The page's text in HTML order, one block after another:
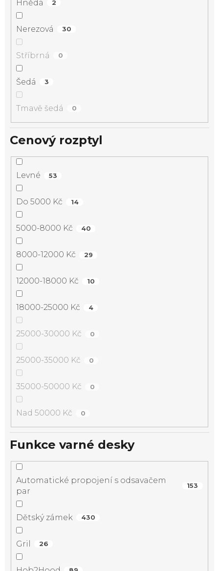
Hnědá 2
Nerezová 30
Stříbrná 0
Šedá 3
Tmavě šedá 0
Cenový rozptyl
Levné 53
Do 5000 Kč 14
5000-8000 Kč 40
8000-12000 Kč 29
12000-18000 Kč 10
18000-25000 Kč 4
25000-30000 Kč 0
25000-35000 Kč 0
35000-50000 Kč 0
Nad 50000 Kč 0
Funkce varné desky
Automatické propojení s odsavačem
par
153
Dětský zámek 430
Gril 26